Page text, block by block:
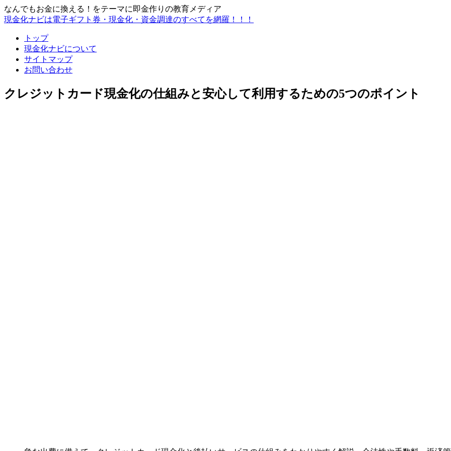
なんでもお金に換える！をテーマに即金作りの教育メディア
現金化ナビは電子ギフト券・現金化・資金調達のすべてを網羅！！！
トップ
現金化ナビについて
サイトマップ
お問い合わせ
クレジットカード現金化の仕組みと安心して利用するための5つのポイント